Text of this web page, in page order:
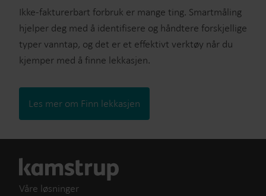
Ikke-fakturerbart forbruk er mange ting. Smartmåling
hjelper deg med å identifisere og håndtere forskjellige
typer vanntap, og det er et effektivt verktøy når du
kjemper med å finne lekkasjen.
Les mer om Finn lekkasjen
Våre løsninger